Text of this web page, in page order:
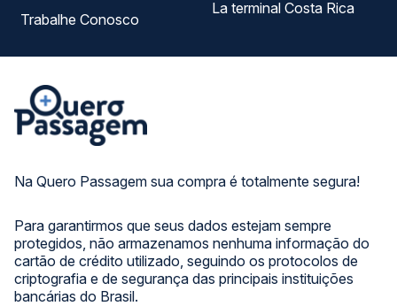
Na Quero Passagem sua compra é totalmente segura!
Para garantirmos que seus dados estejam sempre
protegidos, não armazenamos nenhuma informação do
cartão de crédito utilizado, seguindo os protocolos de
criptografia e de segurança das principais instituições
bancárias do Brasil.
Trabalhe Conosco
La terminal Costa Rica